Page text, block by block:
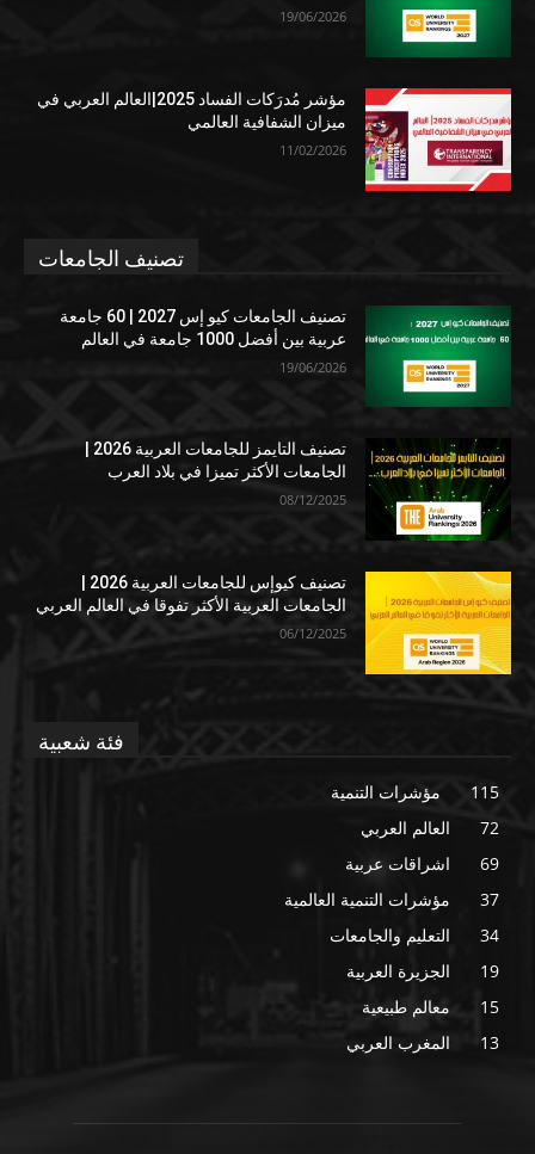
19/06/2026
مؤشر مُدرَكات الفساد 2025|العالم العربي في
ميزان الشفافية العالمي
11/02/2026
تصنيف الجامعات
تصنيف الجامعات كيو إس 2027 | 60 جامعة
عربية بين أفضل 1000 جامعة في العالم
19/06/2026
الجامعات الأكثر تميزا في بلاد العرب
08/12/2025
الجامعات العربية الأكثر تفوقا في العالم العربي
06/12/2025
فئة شعبية
مؤشرات التنمية
115
العالم العربي
72
اشراقات عربية
69
مؤشرات التنمية العالمية
37
التعليم والجامعات
34
الجزيرة العربية
19
معالم طبيعية
15
المغرب العربي
13